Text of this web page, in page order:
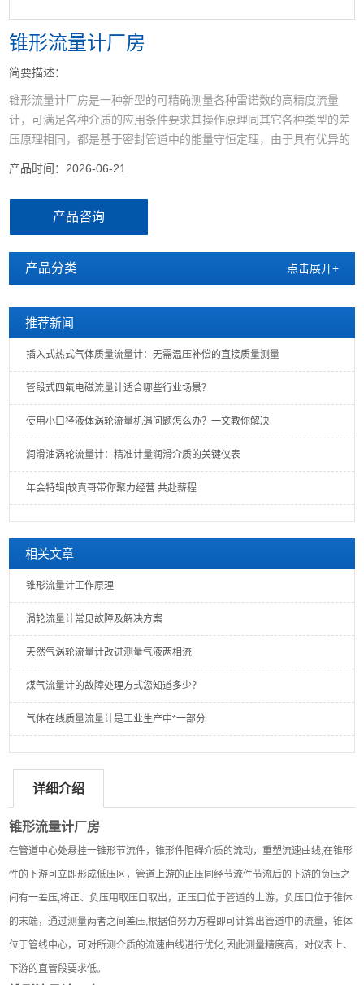
锥形流量计厂房
简要描述：
锥形流量计厂房是一种新型的可精确测量各种雷诺数的高精度流量
计，可满足各种介质的应用条件要求其操作原理同其它各种类型的差
压原理相同，都是基于密封管道中的能量守恒定理，由于具有优异的
产品时间：2026-06-21
产品咨询
产品分类 点击展开+
推荐新闻
插入式热式气体质量流量计：无需温压补偿的直接质量测量
管段式四氟电磁流量计适合哪些行业场景？
使用小口径液体涡轮流量机遇问题怎么办？一文教你解决
润滑油涡轮流量计：精准计量润滑介质的关键仪表
年会特辑|较真哥带你聚力经营 共赴薪程
相关文章
锥形流量计工作原理
涡轮流量计常见故障及解决方案
天然气涡轮流量计改进测量气液两相流
煤气流量计的故障处理方式您知道多少？
气体在线质量流量计是工业生产中*一部分
详细介绍
锥形流量计厂房
在管道中心处悬挂一锥形节流件，锥形件阻碍介质的流动，重塑流速曲线,在锥形
性的下游可立即形成低压区，管道上游的正压同经节流件节流后的下游的负压之
间有一差压,将正、负压用取压口取出，正压口位于管道的上游，负压口位于锥体
的末端，通过测量两者之间差压,根据伯努力方程即可计算出管道中的流量，锥体
位于管线中心，可对所测介质的流速曲线进行优化,因此测量精度高，对仪表上、
下游的直管段要求低。